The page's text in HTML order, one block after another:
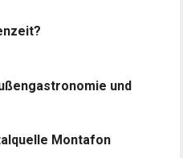
und
Montafon